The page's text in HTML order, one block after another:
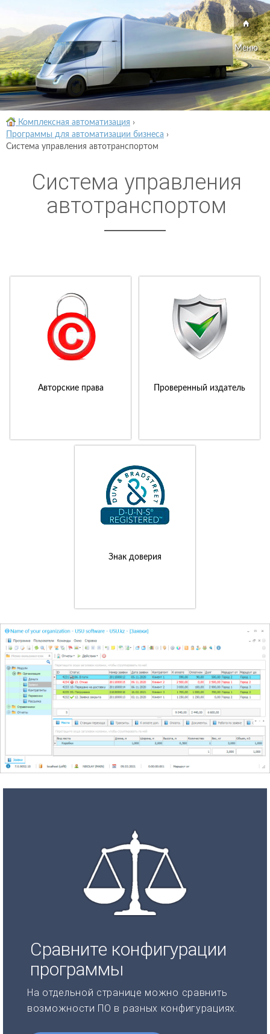
Меню
Комплексная автоматизация ›
Программы для автоматизации бизнеса ›
Система управления автотранспортом
Система управления
автотранспортом
Авторские права Проверенный издатель
Знак доверия
Сравните конфигурации
программы
На отдельной странице можно сравнить
возможности ПО в разных конфигурациях.